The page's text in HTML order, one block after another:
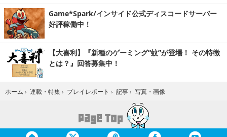
Game*Spark/インサイド公式ディスコードサーバー
好評稼働中！
【大喜利】『新種のゲーミング“蚊”が登場！ その特徴
とは？』回答募集中！
ホーム › 連載・特集 › プレイレポート › 記事 › 写真・画像